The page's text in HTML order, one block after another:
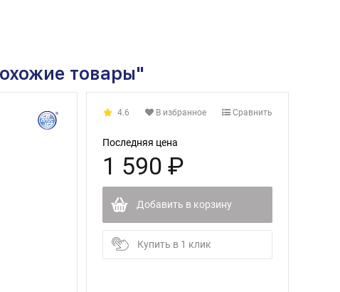
товары"
4.6 В избранное Сравнить
Последняя цена
1 590 ₽
Добавить в корзину
Купить в 1 клик